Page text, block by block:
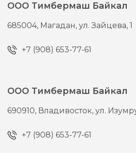
ООО Тимбермаш Байкал
685004, Магадан,ул. Зайцева, 1
+7 (908) 653-77-61
ООО Тимбермаш Байкал
690910, Владивосток,ул.
+7 (908) 653-77-61